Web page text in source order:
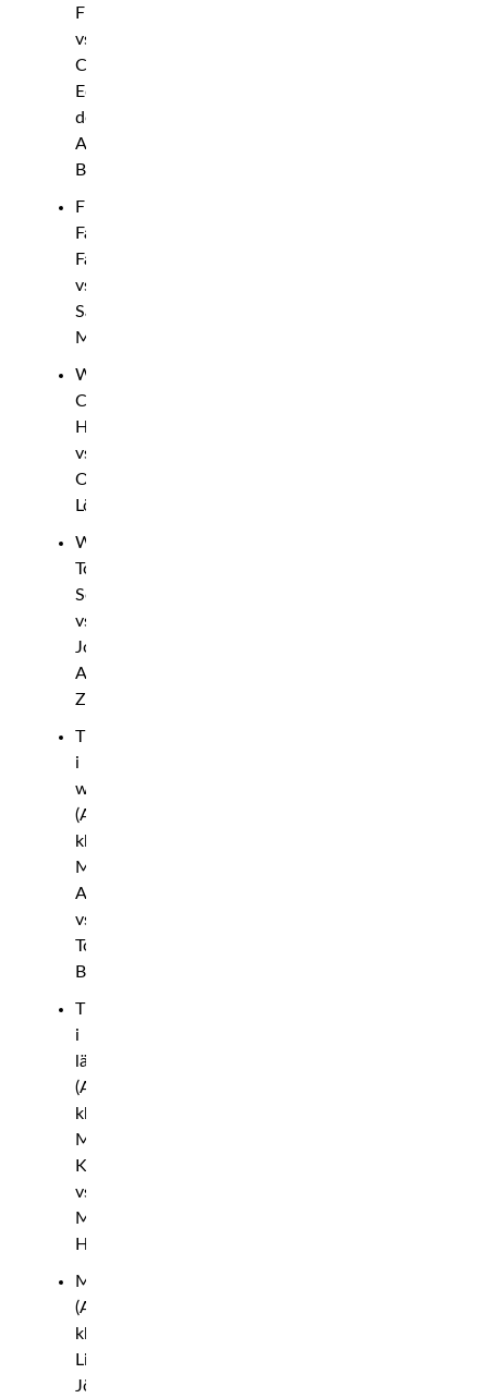
Flores
vs.
Carlos
Eduardo
de
Azevedo
Barboza
Flugvikt:
Fadi
Farag
vs.
Sayed
Mosawi
Weltervikt:
Christian
Hansen
vs.
Oscar
Löfgren
Weltervikt:
Tobias
Söderberg
vs.
Josef
Al-
Zubeidy
Titelmatch
i
weltervikt
(A-
klass):
Mohsen
Akbari
vs.
Tome
Bokofo
Titelmatch
i
lättvikt
(A-
klass):
Martin
Karlsson
vs.
Manne
Hampusson
Mellanvikt
(A-
klass):
Linus
Jönsson